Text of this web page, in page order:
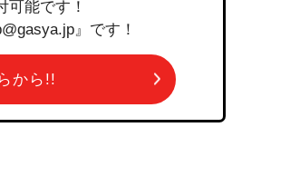
可能です！
』です！
から!!